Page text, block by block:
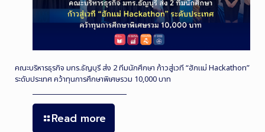
คณะบริหารธุรกิจ มทร.ธัญบุรี ส่ง 2 ทีมนักศึกษา ก้าวสู่เวที “ฮักแม่ Hackathon”
ระดับประเทศ คว้าทุนการศึกษาพิเศษรวม 10,000 บาท
Read more